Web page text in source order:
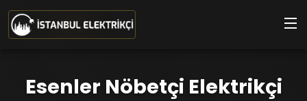
Ana içeriğe geç
Esenler Nöbetçi Elektrikçi